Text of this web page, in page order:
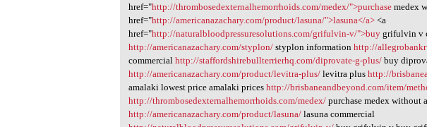
href="http://thrombosedexternalhemorrhoids.com/medex/">purchase medex
href="http://americanazachary.com/product/lasuna/">lasuna</a> <a
href="http://naturalbloodpressuresolutions.com/grifulvin-v/">buy grifulvin v
http://americanazachary.com/styplon/ styplon informationhttp://
commercialhttp://staffordshirebullterrierhq.com/diprovate-g-plus/ buy
http://americanazachary.com/product/levitra-plus/ levitra plushttp://
amalaki lowest price amalaki priceshttp://brisbaneandbeyond.com/item/
http://thrombosedexternalhemorrhoids.com/medex/ purchase medex without
http://americanazachary.com/product/lasuna/ lasuna commercial